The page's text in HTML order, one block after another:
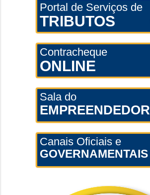
Portal de Serviços de
TRIBUTOS
Contracheque
ONLINE
Sala do
EMPREENDEDOR
Canais Oficiais e
GOVERNAMENTAIS